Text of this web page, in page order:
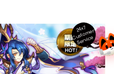
24x7
C
ust
o
m
er
S
ervi
c
e